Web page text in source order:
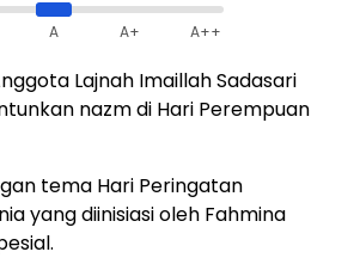
A A+ A++
Lajnah Imaillah Sadasari
nazm di Hari Perempuan
tema Hari Peringatan
yang diinisiasi oleh Fahmina